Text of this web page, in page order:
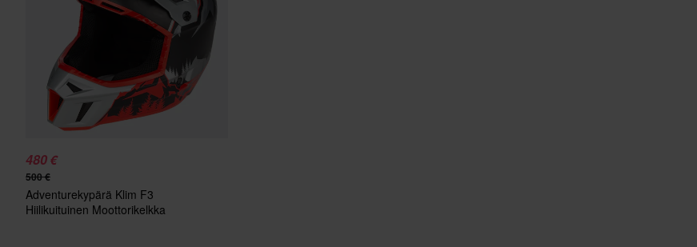
480 €
500 €
Adventurekypärä Klim F3
Hiilikuituinen Moottorikelkka